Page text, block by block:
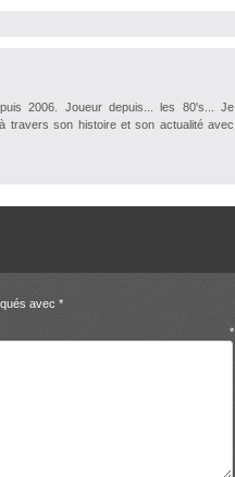
2006. Joueur depuis... les 80's... Je
travers son histoire et son actualité avec
avec *
*